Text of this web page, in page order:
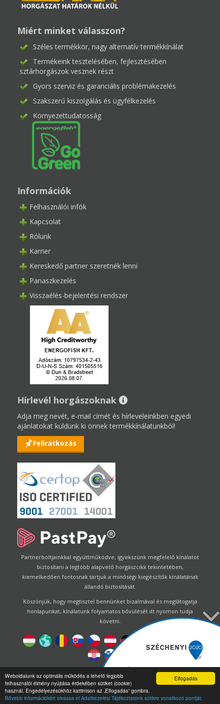
Elfogadás
Weboldalunk az optimális működés a lehető legjobb
felhasználói élmény nyújtása érdekében sütiket (cookie)
használ. Engedélyezésükhöz kattintson az „Elfogadás” gombra.
Bővebb információkért olvassa el Adatkezelési Tájékoztatónk sütikre vonatkozó pontját.
Miért minket válasszon?
Széles termékkör, nagy alternatív termékkínálat
Termékeink tesztelésében, fejlesztésében
sztárhorgászok vesznek részt
Gyors szerviz és garanciális problémakezelés
Szakszerű kiszolgálás és ügyfélkezelés
Környezettudatosság
Információk
Felhasználói infók
Kapcsolat
Rólunk
Karrier
Kereskedő partner szeretnék lenni
Panaszkezelés
Visszaélés-bejelentési rendszer
Hírlevél horgászoknak
Adja meg nevét, e-mail címét és hírleveleinkben egyedi
ajánlatokat küldünk ki önnek termékkínálatunkból!
Feliratkozás
Partnerboltjainkkal együttműködve, igyekszünk megfelelő kínálatot
biztosítani a legtöbb alapvető horgászcikk tekintetében,
kiemelkedően fontosnak tartjuk a minőségi kiegészítők kínálatának
állandó biztosítását.
Köszönjük, hogy megtisztel bennünket bizalmával és meglátogatja
honlapunkat, kínálatunk folyamatos bővülését itt nyomon tudja
követni.
Designed by Energofish Kft
Oldalmotor:CWBbyGloobus Software Developement|
Technikai segítség|Webdizájn